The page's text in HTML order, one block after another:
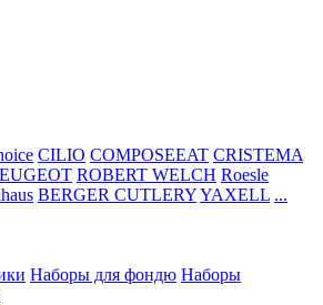
CILIO COMPOSEEAT CRISTEMA
ROBERT WELCH Roesle
BERGER CUTLERYYAXELL ...
Наборы для фондю Наборы